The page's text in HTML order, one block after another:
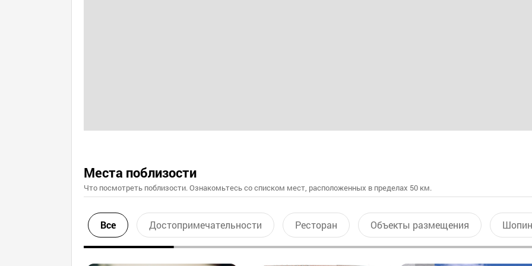
Места поблизости
Что посмотреть поблизости. Ознакомьтесь со списком мест, расположенных в пределах 50 км.
Все Достопримечательности Ресторан Объекты размещения